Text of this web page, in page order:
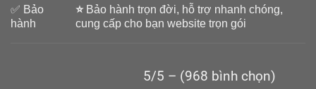
✅ Bảo
hành
⭐ Bảo hành trọn đời, hỗ trợ nhanh chóng,
cung cấp cho bạn website trọn gói
5/5 – (968 bình chọn)